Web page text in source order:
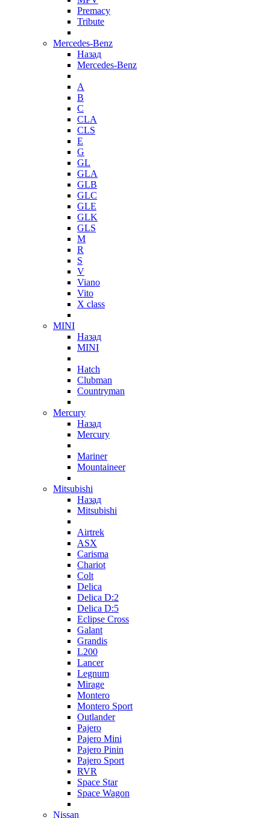
Premacy
Tribute
Mercedes-Benz
Назад
Mercedes-Benz
A
B
C
CLA
CLS
E
G
GL
GLA
GLB
GLC
GLE
GLK
GLS
M
R
S
V
Viano
Vito
X class
MINI
Назад
MINI
Hatch
Clubman
Countryman
Mercury
Назад
Mercury
Mariner
Mountaineer
Mitsubishi
Назад
Mitsubishi
Airtrek
ASX
Carisma
Chariot
Colt
Delica
Delica D:2
Delica D:5
Eclipse Cross
Galant
Grandis
L200
Lancer
Legnum
Mirage
Montero
Montero Sport
Outlander
Pajero
Pajero Mini
Pajero Pinin
Pajero Sport
RVR
Space Star
Space Wagon
Nissan